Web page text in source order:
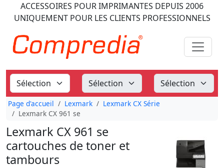
ACCESSOIRES POUR IMPRIMANTES DEPUIS 2006
UNIQUEMENT POUR LES CLIENTS PROFESSIONNELS
Page d'accueil Lexmark
Lexmark CX Série
Lexmark CX 961 se
Lexmark CX 961 se
cartouches de toner et
tambours